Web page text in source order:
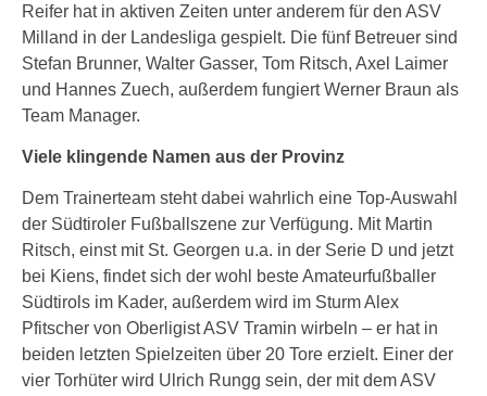
Reifer hat in aktiven Zeiten unter anderem für den ASV
Milland in der Landesliga gespielt. Die fünf Betreuer sind
Stefan Brunner, Walter Gasser, Tom Ritsch, Axel Laimer
und Hannes Zuech, außerdem fungiert Werner Braun als
Team Manager.
Viele klingende Namen aus der Provinz
Dem Trainerteam steht dabei wahrlich eine Top-Auswahl
der Südtiroler Fußballszene zur Verfügung. Mit Martin
Ritsch, einst mit St. Georgen u.a. in der Serie D und jetzt
bei Kiens, findet sich der wohl beste Amateurfußballer
Südtirols im Kader, außerdem wird im Sturm Alex
Pfitscher von Oberligist ASV Tramin wirbeln – er hat in
beiden letzten Spielzeiten über 20 Tore erzielt. Einer der
vier Torhüter wird Ulrich Rungg sein, der mit dem ASV